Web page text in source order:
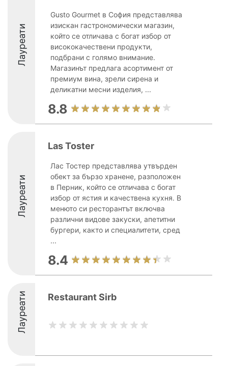
Лауреати
Gusto Gourmet в София представлява
изискан гастрономически магазин,
който се отличава с богат избор от
висококачествени продукти,
подбрани с голямо внимание.
Магазинът предлага асортимент от
премиум вина, зрели сирена и
деликатни месни изделия, ...
8.8
Лауреати
Las Toster
Лас Тостер представлява утвърден
обект за бързо хранене, разположен
в Перник, който се отличава с богат
избор от ястия и качествена кухня. В
менюто си ресторантът включва
различни видове закуски, апетитни
бургери, както и специалитети, сред
...
8.4
Лауреати Restaurant Sirb